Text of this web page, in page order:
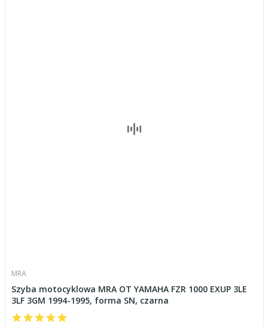
MRA
Szyba motocyklowa MRA OT YAMAHA FZR 1000 EXUP 3LE
3LF 3GM 1994-1995, forma SN, czarna